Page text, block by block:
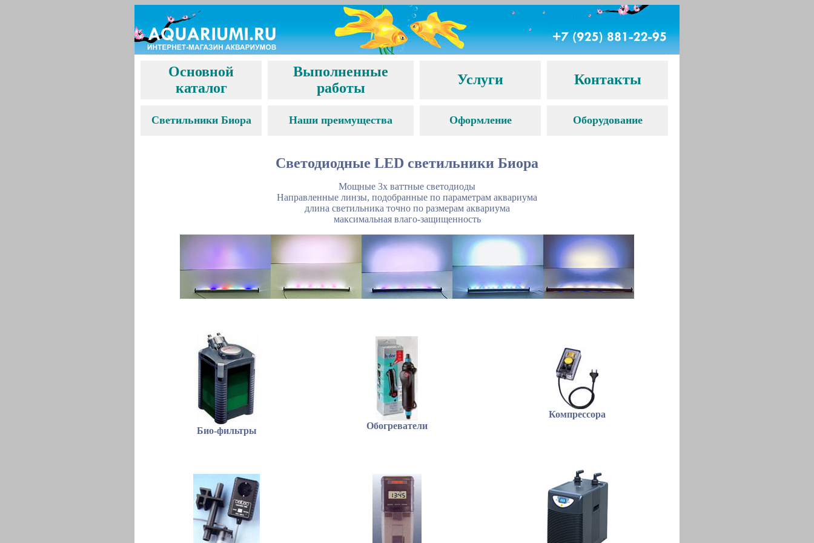
Основной
каталог
Выполненные
работы
Услуги Контакты
Светильники Биора Наши преимущества Оформление Оборудование
Светодиодные LED светильники Биора
Мощные 3х ваттные светодиоды
Направленные линзы, подобранные по параметрам аквариума
длина светильника точно по размерам аквариума
максимальная влаго-защищенность
Био-фильтры Обогреватели
Компрессора